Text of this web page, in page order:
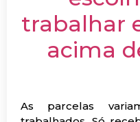
trabalhar
acima
As parcelas